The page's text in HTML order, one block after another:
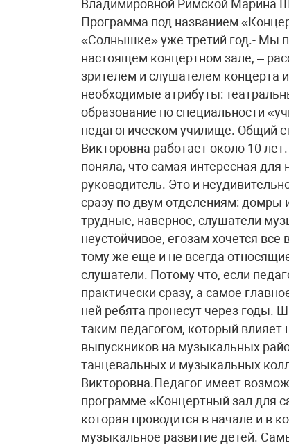
Владимировной Римской Марина
Программа под названием
«Солнышке» уже третий год.- Мы
настоящем концертном зале, –
зрителем и слушателем концерта
необходимые атрибуты:
образование по специальности
педагогическом училище. Общий
Викторовна работает около 10
поняла, что самая интересная
руководитель. Это и
сразу по двум отделениям:
трудные, наверное, слушатели
неустойчивое, егозам хочется
тому же еще и не всегда
слушатели. Потому что, если
практически сразу, а самое
ней ребята пронесут через годы.
таким педагогом, который
выпускников на музыкальных
танцевальных и музыкальных
Викторовна.Педагог имеет
программе «Концертный зал для
которая проводится в начале и в
музыкальное развитие детей.